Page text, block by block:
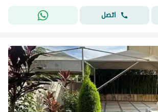
اتصل